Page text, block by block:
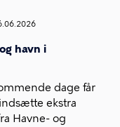
havn i
dage får
ekstra
Havne- og